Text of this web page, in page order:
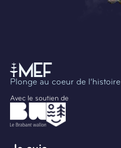
Plonge au coeur de l’histoire
Avec le soutien de